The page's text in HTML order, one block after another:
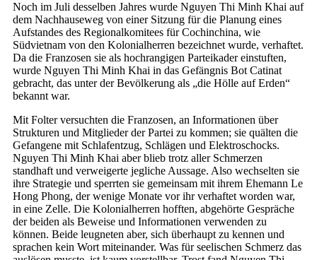
Noch im Juli desselben Jahres wurde Nguyen Thi Minh Khai auf
dem Nachhauseweg von einer Sitzung für die Planung eines
Aufstandes des Regionalkomitees für Cochinchina, wie
Südvietnam von den Kolonialherren bezeichnet wurde, verhaftet.
Da die Franzosen sie als hochrangigen Parteikader einstuften,
wurde Nguyen Thi Minh Khai in das Gefängnis Bot Catinat
gebracht, das unter der Bevölkerung als „die Hölle auf Erden“
bekannt war.
Mit Folter versuchten die Franzosen, an Informationen über
Strukturen und Mitglieder der Partei zu kommen; sie quälten die
Gefangene mit Schlafentzug, Schlägen und Elektroschocks.
Nguyen Thi Minh Khai aber blieb trotz aller Schmerzen
standhaft und verweigerte jegliche Aussage. Also wechselten sie
ihre Strategie und sperrten sie gemeinsam mit ihrem Ehemann Le
Hong Phong, der wenige Monate vor ihr verhaftet worden war,
in eine Zelle. Die Kolonialherren hofften, abgehörte Gespräche
der beiden als Beweise und Informationen verwenden zu
können. Beide leugneten aber, sich überhaupt zu kennen und
sprachen kein Wort miteinander. Was für seelischen Schmerz das